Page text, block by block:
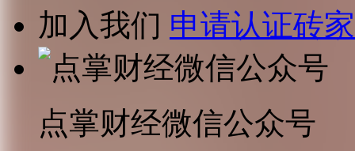
加入我们 申请认证砖家
点掌财经微信公众号